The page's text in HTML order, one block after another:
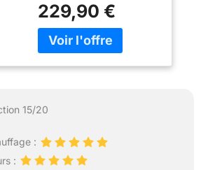
chariot. Dimensions :
Plancha + chariot : L 127
× P 45,2 × H 94,8cm -
Plancha : acier peint -
contrôle : inox Couleurs :
Structure + plaque de
229,90 €
15/20
:
: